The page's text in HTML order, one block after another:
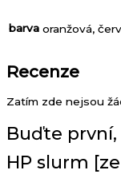
barva oranžová,
Recenze
Zatím zde nejsou
Buďte první,
HP slurm